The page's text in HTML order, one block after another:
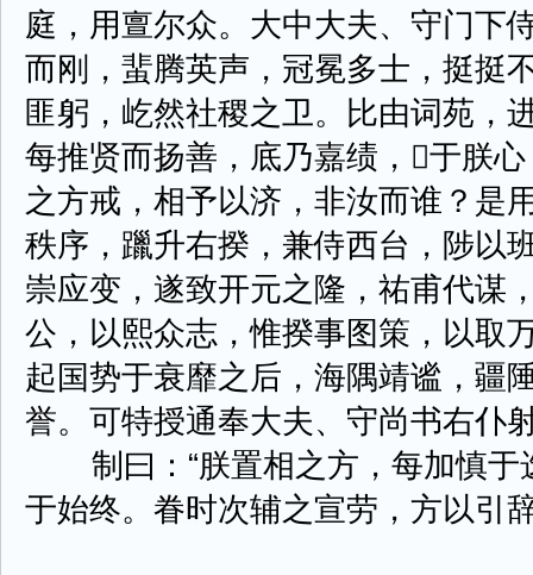
庭，用亶尔众。大中大夫、守门下
而刚，蜚腾英声，冠冕多士，挺挺
匪躬，屹然社稷之卫。比由词苑，
每推贤而扬善，底乃嘉绩，𥳑于朕
之方戒，相予以济，非汝而谁？是
秩序，躐升右揆，兼侍西台，陟以
崇应变，遂致开元之隆，祐甫代谋
公，以熙众志，惟揆事图策，以取
起国势于衰靡之后，海隅靖谧，疆
誉。可特授通奉大夫、守尚书右仆
制曰：“朕置相之方，每加慎于
于始终。眷时次辅之宣劳，方以引